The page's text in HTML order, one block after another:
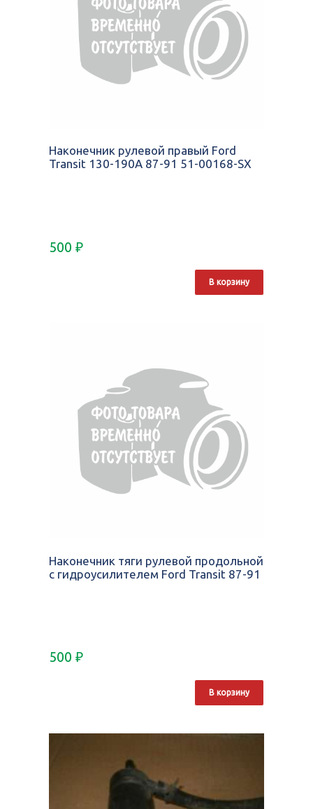
Наконечник рулевой правый Ford
Transit 130-190A 87-91 51-00168-SX
500 ₽
В корзину
Наконечник тяги рулевой продольной
с гидроусилителем Ford Transit 87-91
500 ₽
В корзину